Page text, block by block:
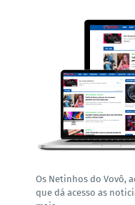
Os Netinhos do Vovô,
que dá acesso as